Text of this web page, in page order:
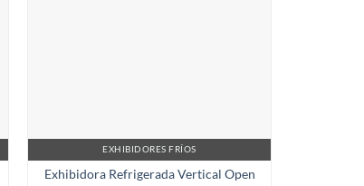
EXHIBIDORES FRÍOS
Exhibidora Refrigerada Vertical Open